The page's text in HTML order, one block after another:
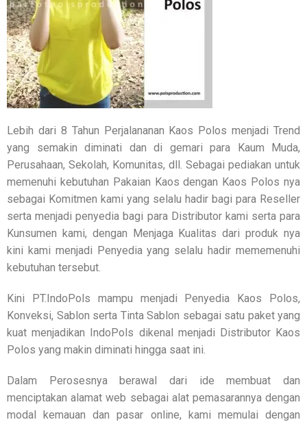
Lebih dari 8 Tahun Perjalananan Kaos Polos menjadi Trend
yang semakin diminati dan di gemari para Kaum Muda,
Perusahaan, Sekolah, Komunitas, dll. Sebagai pediakan untuk
memenuhi kebutuhan Pakaian Kaos dengan Kaos Polos nya
sebagai Komitmen kami yang selalu hadir bagi para Reseller
serta menjadi penyedia bagi para Distributor kami serta para
Kunsumen kami, dengan Menjaga Kualitas dari produk nya
kini kami menjadi Penyedia yang selalu hadir mememenuhi
kebutuhan tersebut.
Kini PT.IndoPols mampu menjadi Penyedia Kaos Polos,
Konveksi, Sablon serta Tinta Sablon sebagai satu paket yang
kuat menjadikan IndoPols dikenal menjadi Distributor Kaos
Polos yang makin diminati hingga saat ini.
Dalam Perosesnya berawal dari ide membuat dan
menciptakan alamat web sebagai alat pemasarannya dengan
modal kemauan dan pasar online, kami memulai dengan